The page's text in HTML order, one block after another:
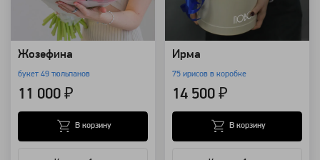
Жозефина
букет 49 тюльпанов
11 000 ₽
В корзину
Ирма
75 ирисов в коробке
14 500 ₽
В корзину